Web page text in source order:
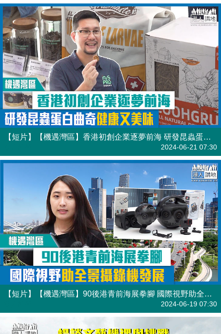
【短片】【機遇灣區】香港初創企業逐夢前海 研發昆蟲蛋白曲奇健康又美味
2024-06-21 07:30
【短片】【機遇灣區】90後港青前海展拳腳 國際視野助全景攝錄機發展
2024-06-19 07:30